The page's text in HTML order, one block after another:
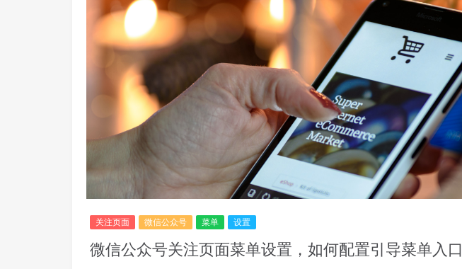
关注页面 微信公众号 菜单 设置
微信公众号关注页面菜单设置，如何配置引导菜单入口